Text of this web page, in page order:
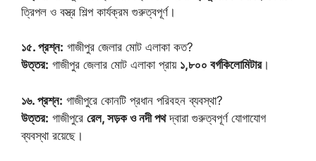
ত্রিপল ও বস্ত্র শিল্প কার্যক্রম গুরুত্বপূর্ণ।
১৫. প্রশ্ন: গাজীপুর জেলার মোট এলাকা কত?
উত্তর: গাজীপুর জেলার মোট এলাকা প্রায় ১,৮০০ বর্গকিলোমিটার।
১৬. প্রশ্ন: গাজীপুরে কোনটি প্রধান পরিবহন ব্যবস্থা?
উত্তর: গাজীপুরে রেল, সড়ক ও নদী পথদ্বারা গুরুত্বপূর্ণ যোগাযোগ
ব্যবস্থা রয়েছে।